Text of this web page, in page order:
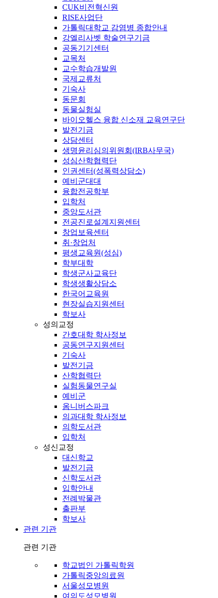
CUK비전혁신원
RISE사업단
가톨릭대학교 감염병 종합안내
강엘리사벳 학술연구기금
공동기기센터
교목처
교수학습개발원
국제교류처
기숙사
동문회
동물실험실
바이오헬스 융합 신소재 교육연구단
발전기금
상담센터
생명윤리심의위원회(IRB사무국)
성심산학협력단
인권센터(성폭력상담소)
예비군대대
융합전공학부
입학처
중앙도서관
전공진로설계지원센터
창업보육센터
취·창업처
평생교육원(성심)
학부대학
학생군사교육단
학생생활상담소
한국어교육원
현장실습지원센터
학보사
성의교정
간호대학 학사정보
공동연구지원센터
기숙사
발전기금
산학협력단
실험동물연구실
예비군
옴니버스파크
의과대학 학사정보
의학도서관
입학처
성신교정
대신학교
발전기금
신학도서관
입학안내
전례박물관
출판부
학보사
관련 기관
관련 기관
학교법인 가톨릭학원
가톨릭중앙의료원
서울성모병원
여의도성모병원